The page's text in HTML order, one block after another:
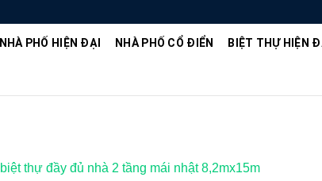
NHÀ PHỐ HIỆN ĐẠI NHÀ PHỐ CỔ ĐIỂN BIỆT THỰ HIỆN
thự đầy đủ nhà 2 tầng mái nhật 8,2mx15m